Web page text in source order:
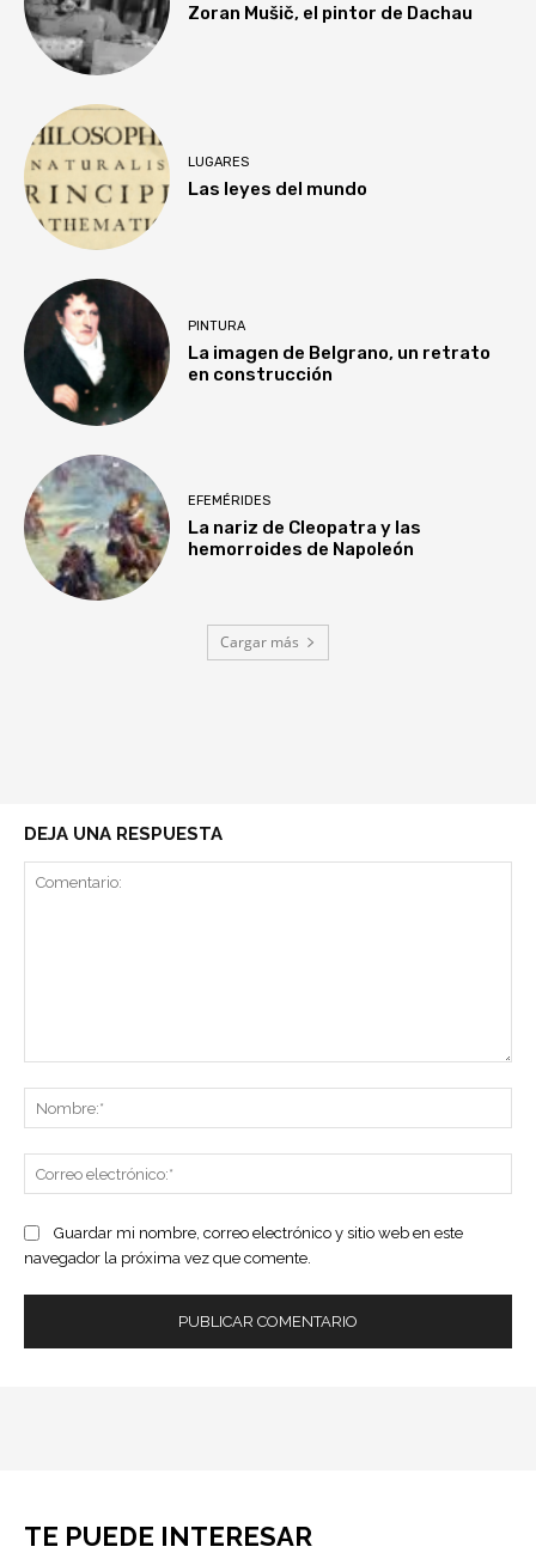
Zoran Mušič, el pintor de Dachau
LUGARES
Las leyes del mundo
PINTURA
La imagen de Belgrano, un retrato
en construcción
EFEMÉRIDES
La nariz de Cleopatra y las
hemorroides de Napoleón
Cargar más
DEJA UNA RESPUESTA
Guardar mi nombre, correo electrónico y sitio web en este
navegador la próxima vez que comente.
TE PUEDE INTERESAR